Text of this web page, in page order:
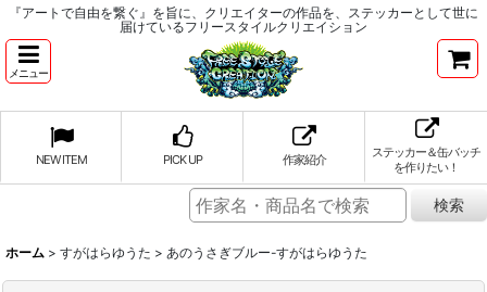
『アートで自由を繋ぐ』を旨に、クリエイターの作品を、ステッカーとして世に
届けているフリースタイルクリエイション
メニュー
NEW ITEM PICK UP 作家紹介
ステッカー＆缶バッチ
を作りたい！
ホーム > すがはらゆうた > あのうさぎブルー-すがはらゆうた